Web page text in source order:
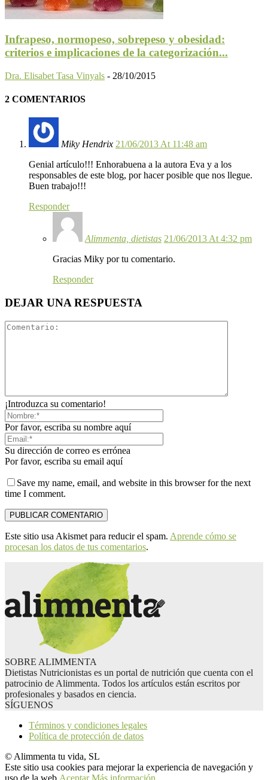
Infrapeso, normopeso, sobrepeso y obesidad:
criterios e implicaciones de la categorización...
Dra. Elisabet Tasa Vinyals - 28/10/2015
2 COMENTARIOS
Miky Hendrix 21/06/2013 At 11:48 am
Genial artículo!!! Enhorabuena a la autora Eva y a los
responsables de este blog, por hacer posible que nos llegue.
Buen trabajo!!!
Responder
Alimmenta, dietistas 21/06/2013 At 4:32 pm
Gracias Miky por tu comentario.
Responder
DEJAR UNA RESPUESTA
¡Introduzca su comentario!
Por favor, escriba su nombre aquí
Su dirección de correo es errónea
Por favor, escriba su email aquí
Save my name, email, and website in this browser for the next
time I comment.
Este sitio usa Akismet para reducir el spam. Aprende cómo se
procesan los datos de tus comentarios.
SOBRE ALIMMENTA
Dietistas Nutricionistas es un portal de nutrición que cuenta con el
patrocinio de Alimmenta. Todos los artículos están escritos por
profesionales y basados en ciencia.
SÍGUENOS
Términos y condiciones legales
Política de protección de datos
© Alimmenta tu vida, SL
Este sitio usa cookies para mejorar la experiencia de navegación y
uso de la web.Aceptar Más información